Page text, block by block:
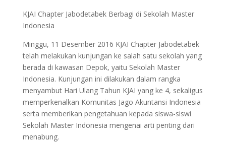
KJAI Chapter Jabodetabek Berbagi di Sekolah Master
Indonesia
Minggu, 11 Desember 2016 KJAI Chapter Jabodetabek
telah melakukan kunjungan ke salah satu sekolah yang
berada di kawasan Depok, yaitu Sekolah Master
Indonesia. Kunjungan ini dilakukan dalam rangka
menyambut Hari Ulang Tahun KJAI yang ke 4, sekaligus
memperkenalkan Komunitas Jago Akuntansi Indonesia
serta memberikan pengetahuan kepada siswa-siswi
Sekolah Master Indonesia mengenai arti penting dari
menabung.